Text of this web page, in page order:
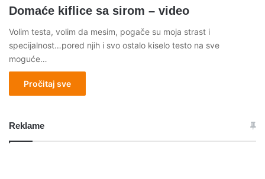
Domaće kiflice sa sirom – video
Volim testa, volim da mesim, pogače su moja strast i
specijalnost…pored njih i svo ostalo kiselo testo na sve
moguće…
Pročitaj sve
Reklame